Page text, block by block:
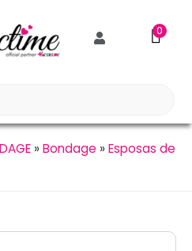
0
»Bondage »Esposas de